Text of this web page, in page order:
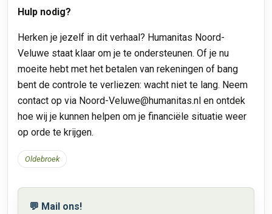
Hulp nodig?
Herken je jezelf in dit verhaal? Humanitas Noord-
Veluwe staat klaar om je te ondersteunen. Of je nu
moeite hebt met het betalen van rekeningen of bang
bent de controle te verliezen: wacht niet te lang. Neem
contact op via Noord-Veluwe@humanitas.nl en ontdek
hoe wij je kunnen helpen om je financiële situatie weer
op orde te krijgen.
Oldebroek
💬 Mail ons!